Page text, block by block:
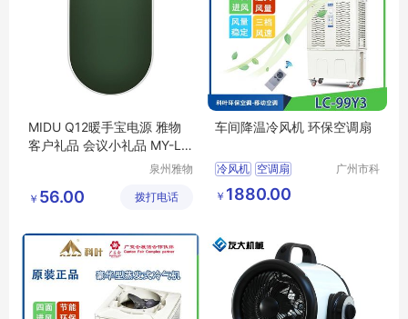
MIDU Q12暖手宝电源 雅物
客户礼品 会议小礼品 MY-LX
泉州雅物
公司
￥ 56.00 拨打电话
车间降温冷风机 环保空调扇
冷风机 空调扇
广州市科
￥ 1880.00